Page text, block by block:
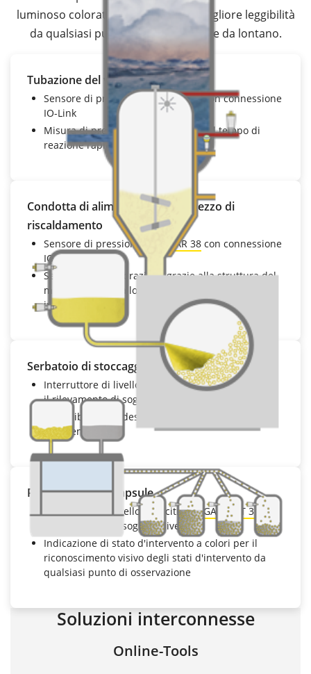
luminoso colorato assicurano una migliore leggibilità
da qualsiasi punto di osservazione e da lontano.
Tubazione del vapore saturo
Sensore di pressione VEGABAR 29con connessione
IO-Link
Misura di pressione precisa grazie al tempo di
reazione rapido
Condotta di alimentazione del mezzo di
riscaldamento
Sensore di pressione VEGABAR 38 con connessione
IO-Link
Semplicità di calibrazione grazie alla struttura del
menu conforme allo standard VDMA e al display
integrato
Serbatoio di stoccaggio
Interruttore di livello capacitivoVEGAPOINT 21
il rilevamento di soglia di livello
Insensibile alle adesioni grazie al punto di
intervento sicuro
Riempimento di capsule
Interruttore di livello capacitivoVEGAPOINT 31
per
il rilevamento di soglia di livello
Indicazione di stato d'intervento a colori per il
riconoscimento visivo degli stati d'intervento da
qualsiasi punto di osservazione
Soluzioni interconnesse
Online-Tools